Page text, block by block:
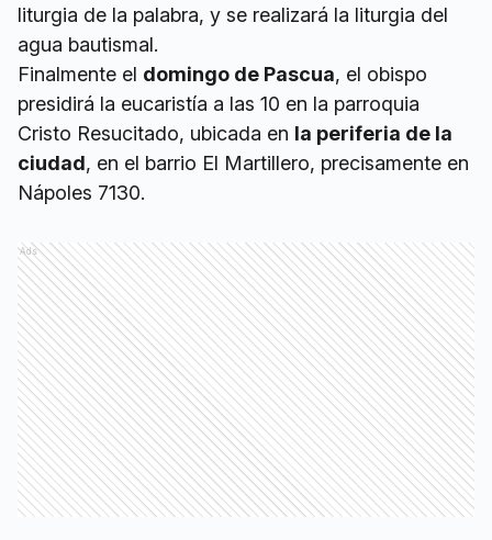
liturgia de la palabra, y se realizará la liturgia del
agua bautismal.
Finalmente el domingo de Pascua, el obispo
presidirá la eucaristía a las 10 en la parroquia
Cristo Resucitado, ubicada en la periferia de la
ciudad, en el barrio El Martillero, precisamente en
Nápoles 7130.
Ads